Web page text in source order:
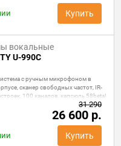
Купить
вокальные
U-990C
31 290
26 600 р.
с ручным микрофоном в
сканер свободных частот, IR-
100 каналов, капсюль 58beta!
Купить